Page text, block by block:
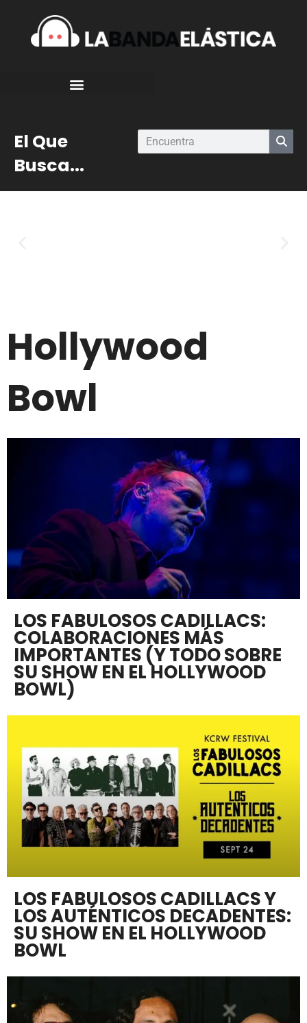
El Que
Busca...
Hollywood
Bowl
LOS FABULOSOS CADILLACS:
COLABORACIONES MÁS
IMPORTANTES (Y TODO SOBRE
SU SHOW EN EL HOLLYWOOD
BOWL)
LOS FABULOSOS CADILLACS Y
LOS AUTÉNTICOS DECADENTES:
SU SHOW EN EL HOLLYWOOD
BOWL